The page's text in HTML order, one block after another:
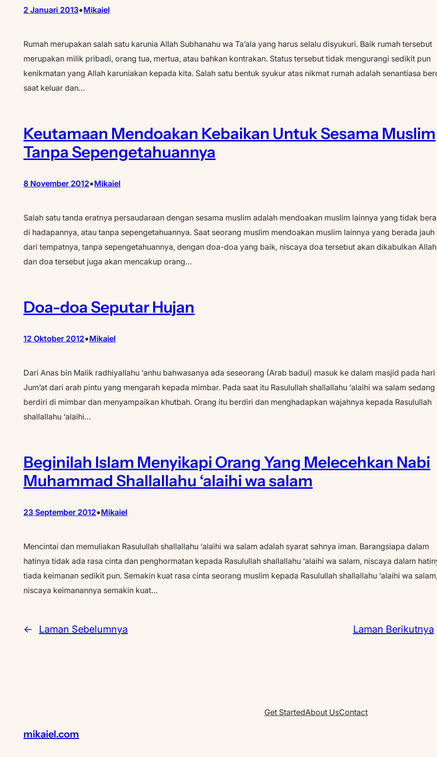
2 Januari 2013•Mikaiel
Rumah merupakan salah satu karunia Allah Subhanahu wa Ta’ala yang harus selalu disyukuri. Baik rumah tersebut
merupakan milik pribadi, orang tua, mertua, atau bahkan kontrakan. Status tersebut tidak mengurangi sedikit pun
kenikmatan yang Allah karuniakan kepada kita. Salah satu bentuk syukur atas nikmat rumah adalah senantiasa
saat keluar dan…
Keutamaan Mendoakan Kebaikan Untuk Sesama Muslim
Tanpa Sepengetahuannya
8 November 2012•Mikaiel
Salah satu tanda eratnya persaudaraan dengan sesama muslim adalah mendoakan muslim lainnya yang tidak
di hadapannya, atau tanpa sepengetahuannya. Saat seorang muslim mendoakan muslim lainnya yang berada jauh
dari tempatnya, tanpa sepengetahuannya, dengan doa-doa yang baik, niscaya doa tersebut akan dikabulkan Allah
dan doa tersebut juga akan mencakup orang…
Doa-doa Seputar Hujan
12 Oktober 2012•Mikaiel
Dari Anas bin Malik radhiyallahu ‘anhu bahwasanya ada seseorang (Arab badui) masuk ke dalam masjid pada hari
Jum’at dari arah pintu yang mengarah kepada mimbar. Pada saat itu Rasulullah shallallahu ‘alaihi wa salam sedang
berdiri di mimbar dan menyampaikan khutbah. Orang itu berdiri dan menghadapkan wajahnya kepada Rasulullah
shallallahu ‘alaihi…
Beginilah Islam Menyikapi Orang Yang Melecehkan Nabi
Muhammad Shallallahu ‘alaihi wa salam
23 September 2012•Mikaiel
Mencintai dan memuliakan Rasulullah shallallahu ‘alaihi wa salam adalah syarat sahnya iman. Barangsiapa dalam
hatinya tidak ada rasa cinta dan penghormatan kepada Rasulullah shallallahu ‘alaihi wa salam, niscaya dalam
tiada keimanan sedikit pun. Semakin kuat rasa cinta seorang muslim kepada Rasulullah shallallahu ‘alaihi wa
niscaya keimanannya semakin kuat…
← Laman Sebelumnya Laman Berikutnya
mikaiel.com
Get StartedAbout UsContact